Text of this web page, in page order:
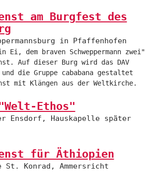
am Burgfest des
in Pfaffenhofen
Ei, dem braven Schweppermann zwei"
Auf dieser Burg wird das DAV
die Gruppe cababana gestaltet
mit Klängen aus der Weltkirche.
Ethos"
Ensdorf, Hauskapelle später
für Äthiopien
St. Konrad, Ammersricht